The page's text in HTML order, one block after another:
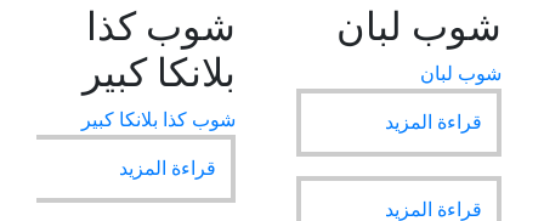
شوب كذا
بلانكا كبير
شوب كذا بلانكا كبير
قراءة المزيد
شوب لبان
شوب لبان
قراءة المزيد
قراءة المزيد